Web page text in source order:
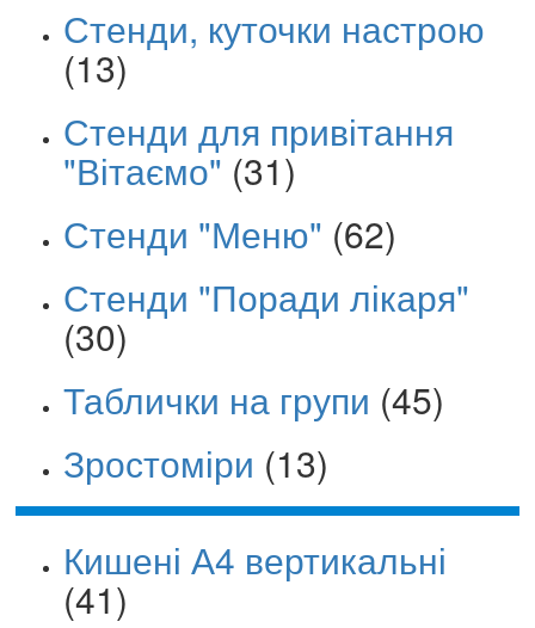
Стенди, куточки настрою
(13)
Стенди для привітання
"Вітаємо" (31)
Стенди "Меню" (62)
Стенди "Поради лікаря"
(30)
Таблички на групи (45)
Зростоміри (13)
Кишені А4 вертикальні
(41)